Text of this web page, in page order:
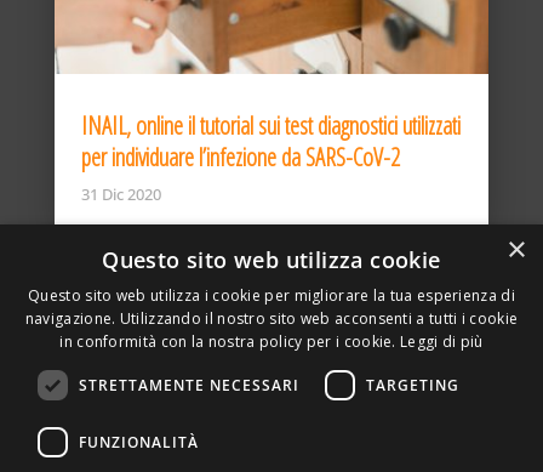
INAIL, online il tutorial sui test diagnostici utilizzati
per individuare l’infezione da SARS-CoV-2
31 Dic 2020
DELLA TORRE, 15 – 20127 – MILANO – P. IVA
×
Questo sito web utilizza cookie
Questo sito web utilizza i cookie per migliorare la tua esperienza di
navigazione. Utilizzando il nostro sito web acconsenti a tutti i cookie
in conformità con la nostra policy per i cookie. Leggi di più
STRETTAMENTE NECESSARI TARGETING
FUNZIONALITÀ